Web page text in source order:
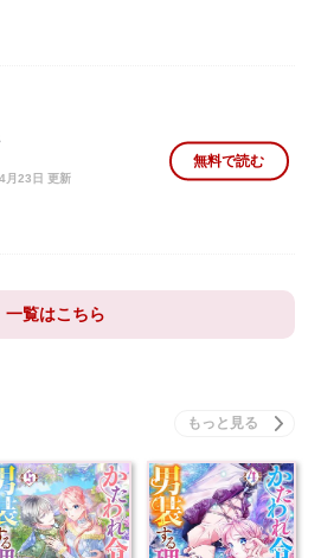
月23日 更新
無料で読む
一覧はこちら
われ令嬢が男装す
由 5 【コミック】
かたわれ令嬢が男装す
る理由 4 【コミック】